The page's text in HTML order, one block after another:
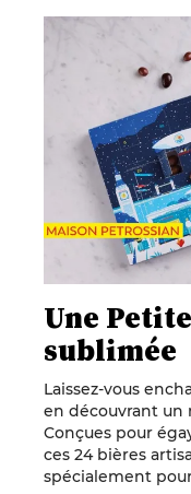
Une
sublimée
Laissez-vous
en découvrant un
Conçues pour
ces 24 bières
spécialement